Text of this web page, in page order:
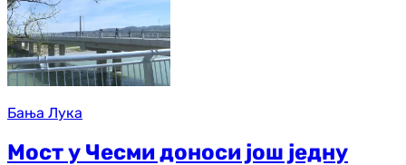
Бања Лука
Мост у Чесми доноси још једну